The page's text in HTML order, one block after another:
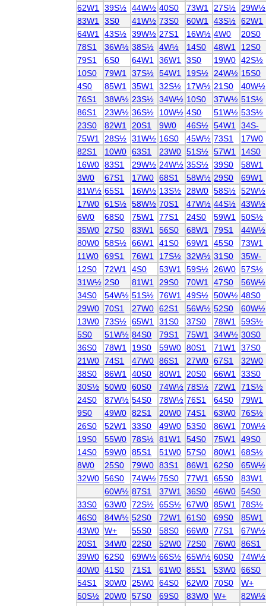
62W1
39S½ 44W½ 40S0 73W1 27S½
29W½
83W1
3S0 41W½ 73S0 60W1 43S½ 62W1
64W1
43S½ 39W½ 27S1 16W½ 4W0
20S0
78S1
36W½ 38S½ 4W½ 14S0 48W1
12S0
79S1
6S0 64W1 36W1 3S0 19W0 42S½
10S0
79W1 37S½ 54W1 19S½ 24W½ 15S0
4S0
85W1 35W1 32S½ 17W½ 21S0
40W½
76S1
38W½ 23S½ 34W½ 10S0 37W½ 51S½
86S1
23W½ 36S½ 10W½ 4S0 51W½ 53S½
23S0
82W1 20S1 9W0 46S½ 54W1
34S-
75W1
28S½ 31W½ 16S0 45W½ 73S1
17W0
82S1
10W0 63S1 23W0 51S½ 57W1
14S0
16W0 83S1 29W½ 24W½ 35S½ 39S0
58W1
3W0
67S1 17W0 68S1 58W½ 29S0
69W1
81W½ 65S1 16W½ 13S½ 28W0 58S½ 52W½
17W0 61S½ 58W½ 70S1 47W½ 44S½ 43W½
6W0
68S0 75W1 77S1 24S0 59W1
50S½
35W0
27S0 83W1 56S0 68W1 79S1
44W½
80W0 58S½ 66W1 41S0 69W1 45S0
73W1
11W0
69S1 76W1 17S½ 32W½ 31S0
35W-
12S0
72W1 4S0 53W1 59S½ 26W0 57S½
31W½ 2S0 81W1 29S0 70W1 47S0
56W½
34S0
54W½ 51S½ 76W1 49S½ 50W½ 48S0
29W0 70S1 27W0 62S1 56W½ 52S0
60W½
13W0 73S½ 65W1 31S0 37S0 78W1
59S½
5S0
51W½ 84S0 79S1 75W1 34W½ 30S0
36S0
78W1 19S0 59W0 80S1 71W1
37S0
21W0 74S1 47W0 86S1 27W0 67S1
32W0
38S0
86W1 40S0 80W1 20S0 66W1
33S0
30S½ 50W0 60S0 74W½ 78S½ 72W1
71S½
24S0
87W½ 54S0 78W½ 76S1 64S0
79W1
9S0
49W0 82S1 20W0 74S1 63W0 76S½
26S0
52W1 33S0 49W0 53S0 86W1
70W½
19S0
55W0 78S½ 81W1 54S0 75W1
49S0
14S0
59W0 85S1 51W0 57S0 80W1
68S½
8W0
25S0 79W0 83S1 86W1 62S0
65W½
32W0 56S0 74W½ 75S0 77W1 65S0
83W1
60W½ 87S1 37W1 36S0 46W0 54S0
33S0
63W0 72S½ 65S½ 67W0 85W1
78S½
46S0
84W½ 52S0 72W1 61S0 69S0
85W1
43W0 W+ 55S0 58S0 66W0 77S1
67W½
20S1
34W0 22S0 52W0 72S0 76W0 86S1
39W0 62S0 69W½ 66S½ 65W½ 60S0
74W½
40W0 41S0 71S1 61W0 85S1 53W0 66S0
54S1
30W0 25W0 64S0 62W0 70S0
W+
50S½
20W0 57S0 69S0 83W0 W+
82W½